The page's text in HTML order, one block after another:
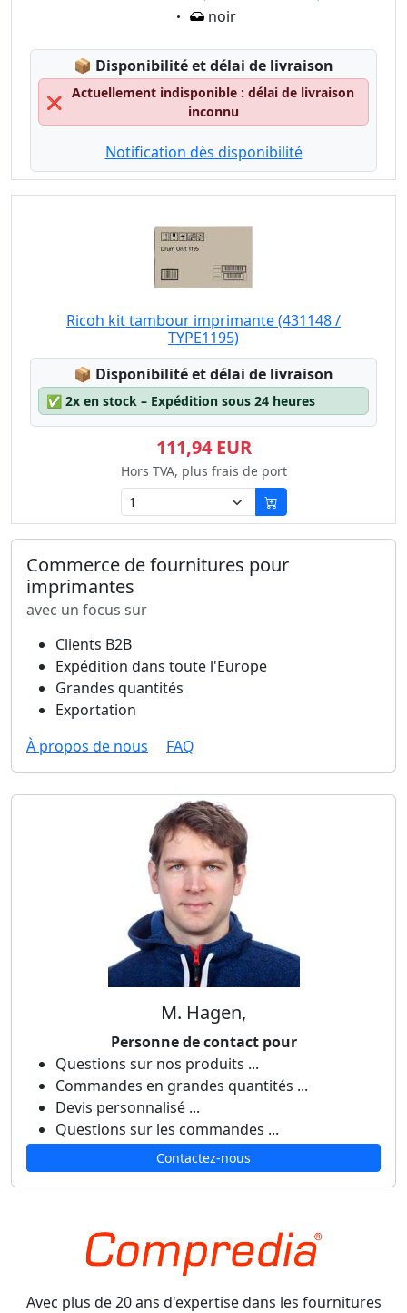
Eigenschaft:
noir
📦 Lagerstatus:
Disponibilité et délai de livraison
❌
Actuellement indisponible : délai de livraison
inconnu
Notification dès disponibilité
Ricoh kit tambour imprimante (431148 /
TYPE1195)
📦 Lagerstatus:
Disponibilité et délai de livraison
✅ 2x en stock – Expédition sous 24 heures
111,94 EUR
Hors TVA, plus frais de port
Commerce de fournitures pour
imprimantes
avec un focus sur
Clients B2B
Expédition dans toute l'Europe
Grandes quantités
Exportation
À propos de nous
FAQ
M. Hagen,
Personne de contact pour
Questions sur nos produits ...
Commandes en grandes quantités ...
Devis personnalisé ...
Questions sur les commandes ...
Contactez-nous
Avec plus de 20 ans d'expertise dans les fournitures